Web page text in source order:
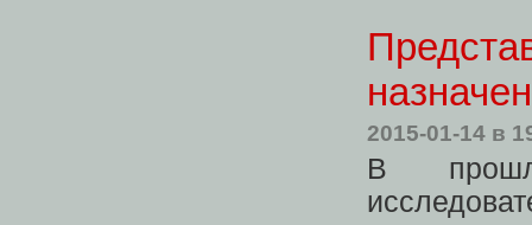
2015-01-14 в
В